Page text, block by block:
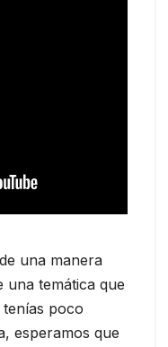
una manera
una temática que
poco
esperamos que